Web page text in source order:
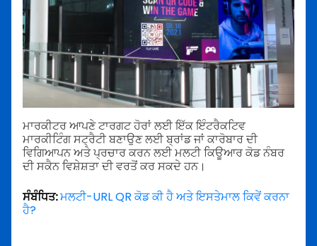
ਮਾਰਕੀਟਰ ਆਪਣੇ ਟਾਰਗਟ ਹੋਰਾਂ ਲਈ ਇੱਕ ਇੰਟਰੈਕਟਿਵ
ਮਾਰਕੀਟਿੰਗ ਸਟ੍ਰੈਟੀ ਬਣਾਉਣ ਲਈ ਬ੍ਰਾਂਡ ਜਾਂ ਕਾਰੋਬਾਰ ਦੀ
ਵਿਗਿਆਪਨ ਅਤੇ ਪ੍ਰਚਾਰ ਕਰਨ ਲਈ ਮਲਟੀ ਕਿਊਆਰ ਕੋਡ ਨੰਬਰ
ਦੀ ਸਕੈਨ ਵਿਸ਼ੇਸ਼ਤਾ ਦੀ ਵਰਤੋਂ ਕਰ ਸਕਦੇ ਹਨ।
ਸੰਬੰਧਿਤ:ਮਲਟੀ-URL QR ਕੋਡ ਕੀ ਹੈ ਅਤੇ ਇਸਤੇਮਾਲ ਕਿਵੇਂ ਕਰਨਾ
ਹੈ?